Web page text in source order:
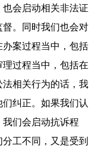
会启动相关非法证
。同时我们也会对
案过程当中，包括
过程当中，包括在
相关行为的话，我
纠正。如果我们认
们会启动抗诉程
工不同，又是受到